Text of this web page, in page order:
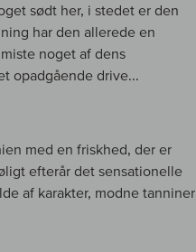
sødt her, i stedet er den
har den allerede en
noget af dens
opadgående drive...
med en friskhed, der er
efterår det sensationelle
af karakter, modne tanniner